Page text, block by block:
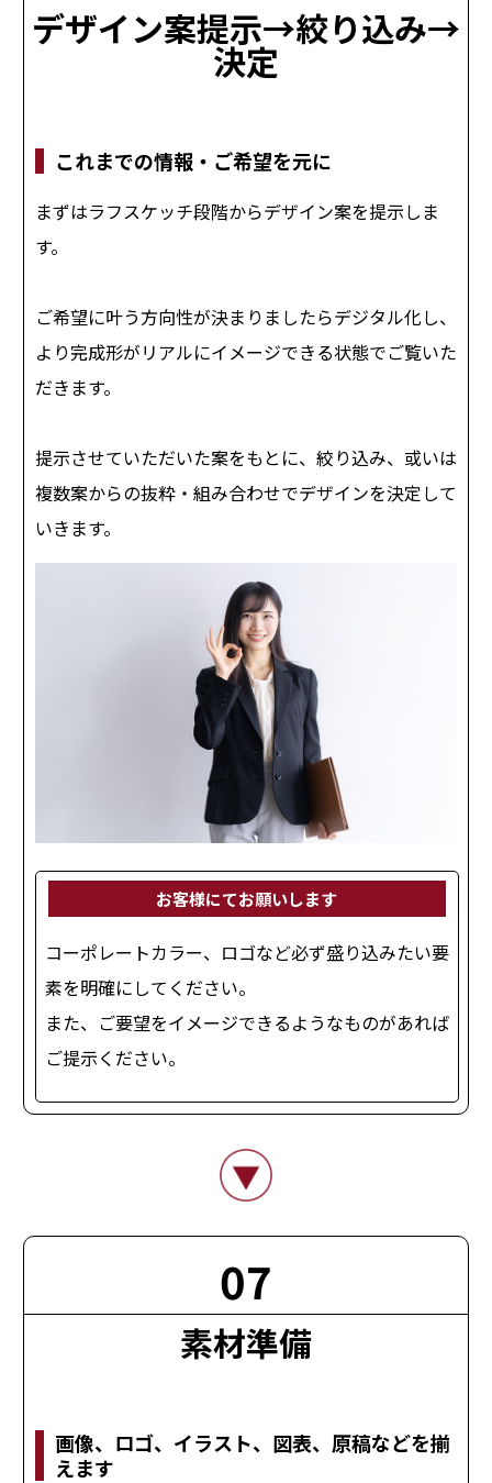
デザイン案提示→絞り込み→
決定
これまでの情報・ご希望を元に
まずはラフスケッチ段階からデザイン案を提示しま
す。
ご希望に叶う方向性が決まりましたらデジタル化し、
より完成形がリアルにイメージできる状態でご覧いた
だきます。
提示させていただいた案をもとに、絞り込み、或いは
複数案からの抜粋・組み合わせでデザインを決定して
いきます。
お客様にてお願いします
コーポレートカラー、ロゴなど必ず盛り込みたい要
素を明確にしてください。
また、ご要望をイメージできるようなものがあれば
ご提示ください。
07
素材準備
画像、ロゴ、イラスト、図表、原稿などを揃
えます